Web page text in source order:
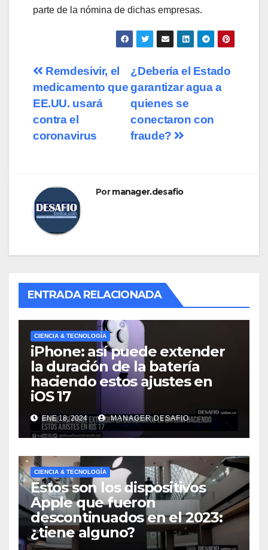
parte de la nómina de dichas empresas.
Navegación
de
entradas
¿Debería el Estado
garantizar agua a
quienes se
conectaron con
fraude?
Remdesivir, el
medicamento que
EE.UU. usará
contra el
coronavirus
Pormanager.desafio
ENTRADA RELACIONADA
CIENCIA & TECNOLOGÍA
iPhone: así puede extender
la duración de la batería
haciendo estos ajustes en
iOS 17
ENE 18, 2024 MANAGER.DESAFIO
CIENCIA & TECNOLOGÍA
Estos son los dispositivos
Apple que fueron
descontinuados en el 2023:
¿tiene alguno?